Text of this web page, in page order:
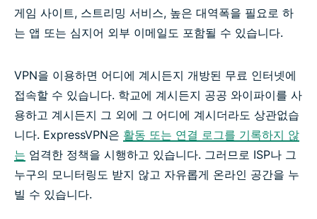
게임 사이트, 스트리밍 서비스, 높은 대역폭을 필요로 하
는 앱 또는 심지어 외부 이메일도 포함될 수 있습니다.
VPN을 이용하면 어디에 계시든지 개방된 무료 인터넷에
접속할 수 있습니다. 학교에 계시든지 공공 와이파이를 사
용하고 계시든지 그 외에 그 어디에 계시더라도 상관없습
니다. ExpressVPN은 활동 또는 연결 로그를 기록하지 않
는 엄격한 정책을 시행하고 있습니다. 그러므로 ISP나 그
누구의 모니터링도 받지 않고 자유롭게 온라인 공간을 누
빌 수 있습니다.